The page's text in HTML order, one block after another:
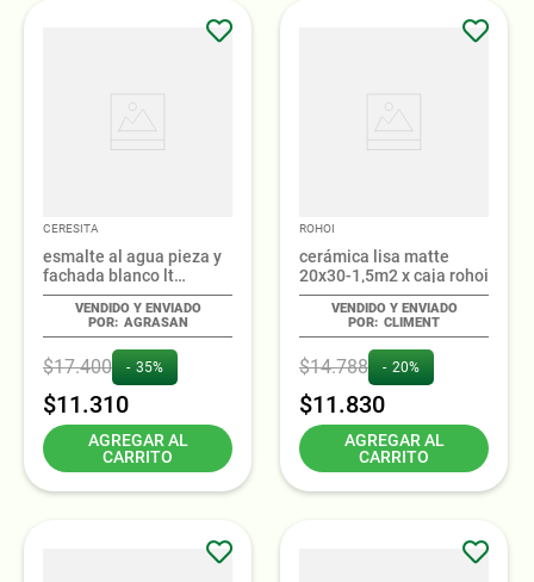
CERESITA
esmalte al agua pieza y
fachada blanco lt
ceresita
AGRASAN
$17.400 35%
$11.310
AGREGAR AL
CARRITO
ROHOI
cerámica lisa matte
20x30-1,5m2 x caja rohoi
CLIMENT
$14.788 20%
$11.830
AGREGAR AL
CARRITO